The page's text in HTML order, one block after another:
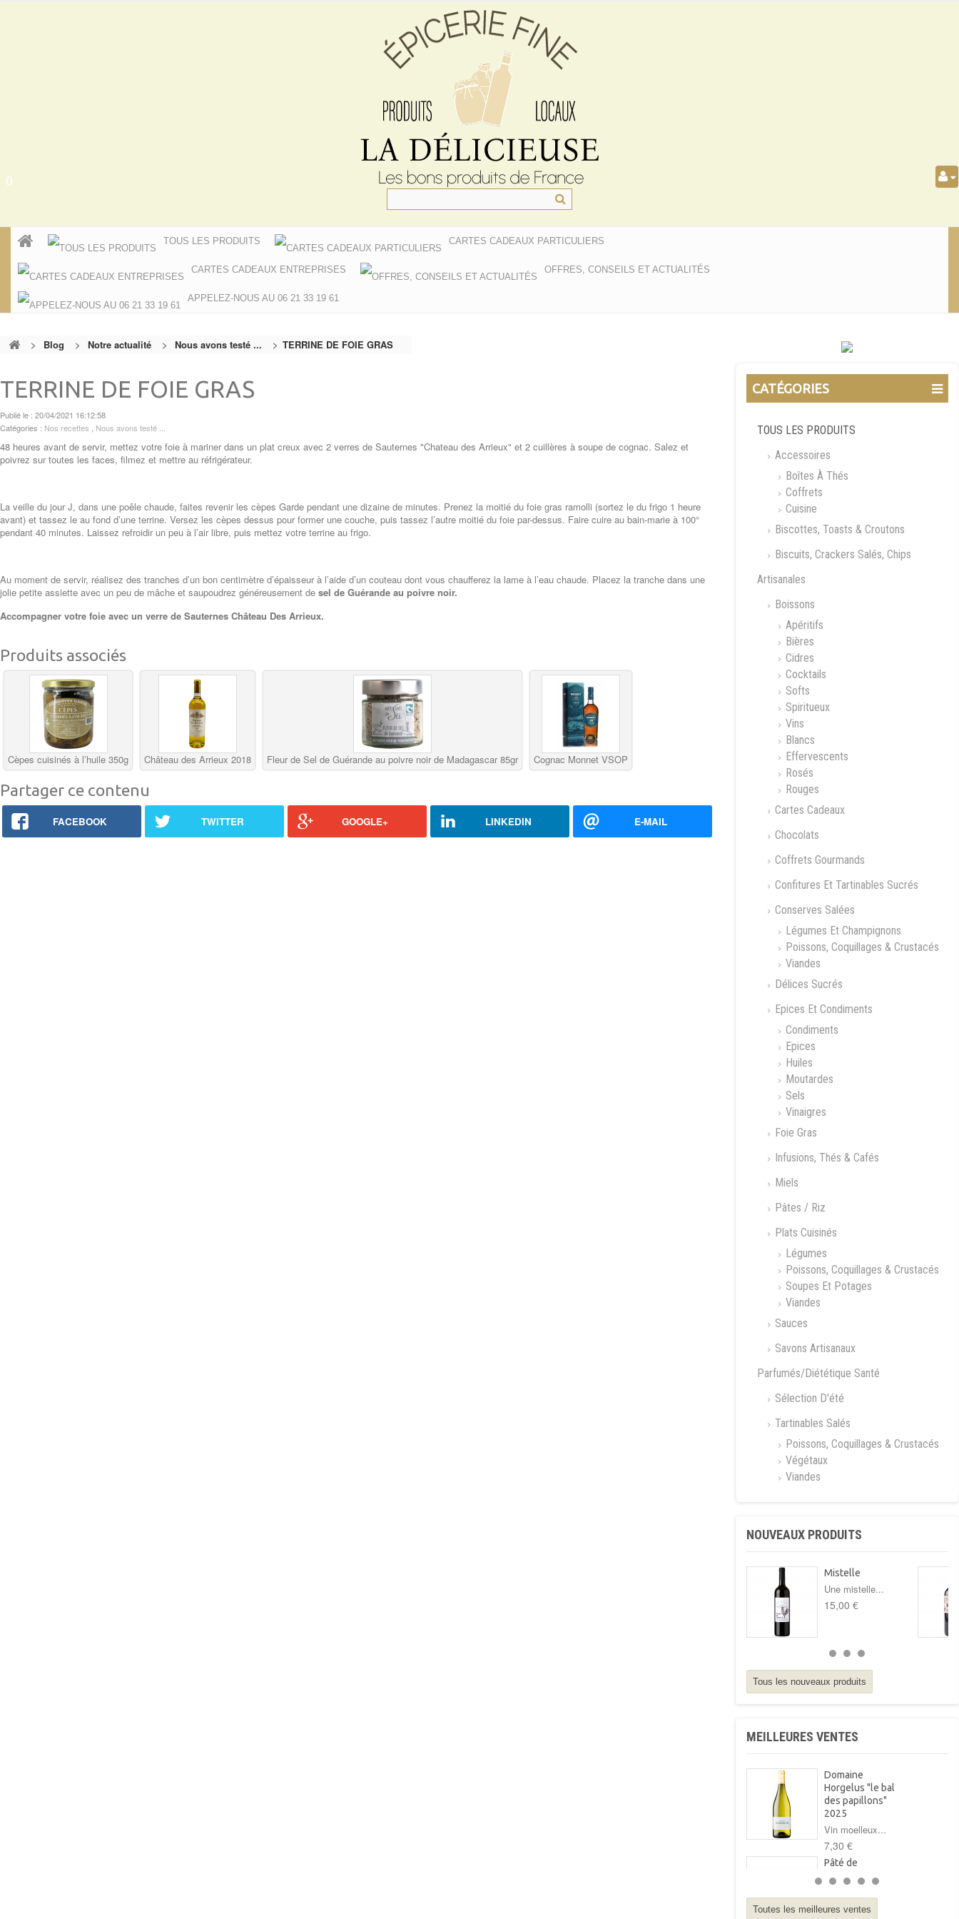
0
TOUS LES PRODUITS CARTES CADEAUX PARTICULIERS
CARTES CADEAUX ENTREPRISES OFFRES, CONSEILS ET ACTUALITÉS
APPELEZ-NOUS AU 06 21 33 19 61
> Blog > Notre actualité > Nous avons testé ... > TERRINE DE FOIE GRAS
TERRINE DE FOIE GRAS
Publié le : 20/04/2021 16:12:58
Catégories : Nos recettes Nous avons testé ...
48 heures avant de servir, mettez votre foie à mariner dans un plat creux avec 2 verres de Sauternes "Chateau des Arrieux" et 2 cuillères à soupe de cognac. Salez et
poivrez sur toutes les faces, filmez et mettre au réfrigérateur.
La veille du jour J, dans une poêle chaude, faites revenir les cèpes Garde pendant une dizaine de minutes. Prenez la moitié du foie gras ramolli (sortez le du frigo 1 heure
avant) et tassez le au fond d’une terrine. Versez les cèpes dessus pour former une couche, puis tassez l’autre moitié du foie par-dessus. Faire cuire au bain-marie à 100°
pendant 40 minutes. Laissez refroidir un peu à l’air libre, puis mettez votre terrine au frigo.
Au moment de servir, réalisez des tranches d’un bon centimètre d’épaisseur à l’aide d’un couteau dont vous chaufferez la lame à l’eau chaude. Placez la tranche dans une
jolie petite assiette avec un peu de mâche et saupoudrez généreusement de sel de Guérande au poivre noir.
Accompagner votre foie avec un verre de Sauternes Château Des Arrieux.
Produits associés
Cèpes cuisinés à l’huile 350g Château des Arrieux 2018 Fleur de Sel de Guérande au poivre noir de Madagascar 85gr Cognac Monnet VSOP
Partager ce contenu
FACEBOOK TWITTER GOOGLE+ LINKEDIN E-MAIL
CATÉGORIES
TOUS LES PRODUITS
Accessoires
Boîtes À Thés
Coffrets
Cuisine
Biscottes, Toasts & Croutons
Biscuits, Crackers Salés, Chips
Artisanales
Boissons
Apéritifs
Bières
Cidres
Cocktails
Softs
Spiritueux
Vins
Blancs
Effervescents
Rosés
Rouges
Cartes Cadeaux
Chocolats
Coffrets Gourmands
Confitures Et Tartinables Sucrés
Conserves Salées
Légumes Et Champignons
Poissons, Coquillages & Crustacés
Viandes
Délices Sucrés
Epices Et Condiments
Condiments
Epices
Huiles
Moutardes
Sels
Vinaigres
Foie Gras
Infusions, Thés & Cafés
Miels
Pâtes / Riz
Plats Cuisinés
Légumes
Poissons, Coquillages & Crustacés
Soupes Et Potages
Viandes
Sauces
Savons Artisanaux
Parfumés/Diététique Santé
Sélection D'été
Tartinables Salés
Poissons, Coquillages & Crustacés
Végétaux
Viandes
NOUVEAUX PRODUITS
Mistelle
Une mistelle...
15,00 €
Tous les nouveaux produits
MEILLEURES VENTES
Domaine
Horgelus "le bal
des papillons"
2025
Vin moelleux...
7,30 €
Pâté de
campagne au foie
gras Arnabar
125g
Toutes les meilleures ventes